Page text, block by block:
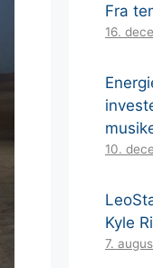
Fra
16.
10.
Kyle
7.